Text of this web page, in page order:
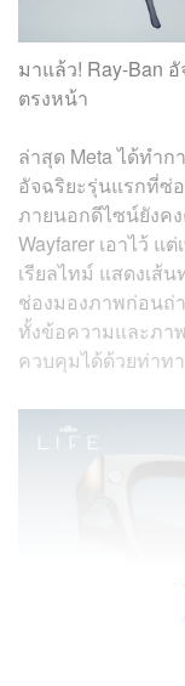
มาแล้ว! Ray-Ban
ตรงหน้า
ล่าสุด Meta ได้ทำก
อัจฉริยะรุ่นแรกที่ซ่
ภายนอกดีไซน์ยังค
Wayfarer เอาไว้
เรียลไทม์ แสดงเส้
ช่องมองภาพก่อนถ่
ทั้งข้อความและภา
ควบคุมได้ด้วยท่าท